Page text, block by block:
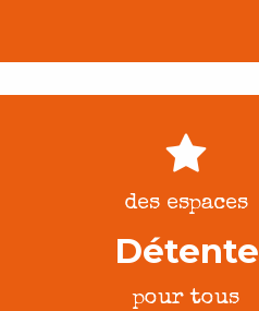
des espaces
Détente
pour tous